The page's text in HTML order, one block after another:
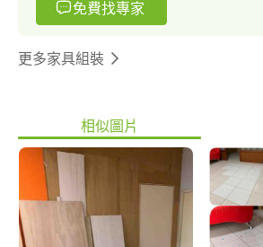
免費找專家
更多家具組裝
相似圖片